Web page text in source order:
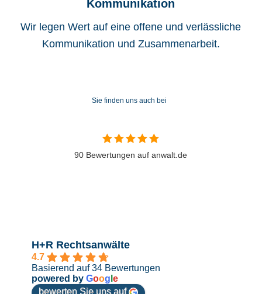
Kommunikation
Wir legen Wert auf eine offene und verlässliche
Kommunikation und Zusammenarbeit.
Sie finden uns auch bei
90 Bewertungen auf anwalt.de
H+R Rechtsanwälte
4.7
Basierend auf 34 Bewertungen
powered by Goog e
bewerten Sie uns auf